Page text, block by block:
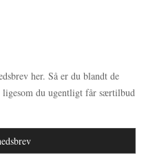
her. Så er du blandt de
du ugentligt får særtilbud